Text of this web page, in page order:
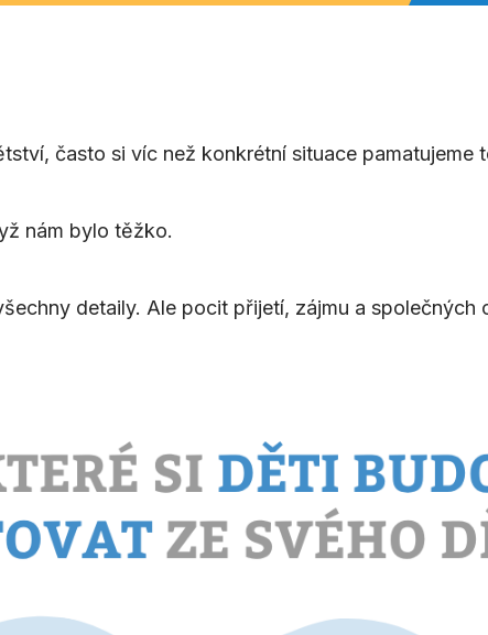
často si víc než konkrétní situace pamatujeme
nám bylo těžko.
detaily. Ale pocit přijetí, zájmu a společných